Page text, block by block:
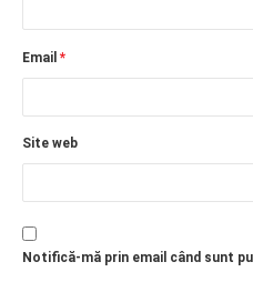
Email *
Site web
Notifică-mă prin email când sunt